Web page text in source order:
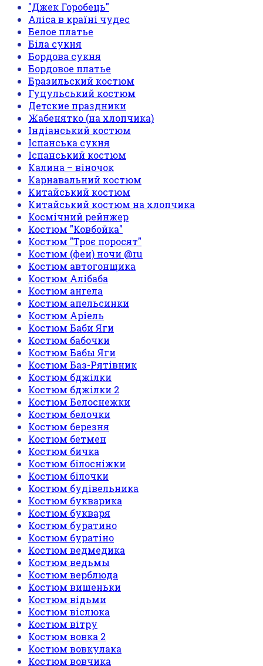
"Джек Горобець"
Аліса в країні чудес
Белое платье
Біла сукня
Бордова сукня
Бордовое платье
Бразильский костюм
Гуцульський костюм
Детские праздники
Жабенятко (на хлопчика)
Індіанський костюм
Іспанська сукня
Іспанський костюм
Калина – віночок
Карнавальний костюм
Китайський костюм
Китайський костюм на хлопчика
Космічний рейнжер
Костюм "Ковбойка"
Костюм "Троє поросят"
Костюм (феи) ночи @ru
Костюм автогонщика
Костюм Алібаба
Костюм ангела
Костюм апельсинки
Костюм Аріель
Костюм Баби Яги
Костюм бабочки
Костюм Бабы Яги
Костюм Баз-Рятівник
Костюм бджілки
Костюм бджілки 2
Костюм Белоснежки
Костюм белочки
Костюм березня
Костюм бетмен
Костюм бичка
Костюм білосніжки
Костюм білочки
Костюм будівельника
Костюм букварика
Костюм букваря
Костюм буратино
Костюм буратіно
Костюм ведмедика
Костюм ведьмы
Костюм верблюда
Костюм вишеньки
Костюм відьми
Костюм віслюка
Костюм вітру
Костюм вовка 2
Костюм вовкулака
Костюм вовчика